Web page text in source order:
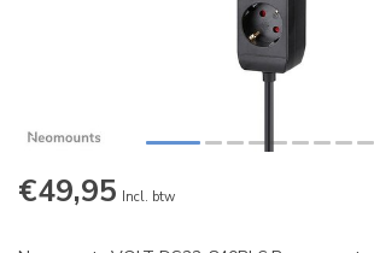
€49,95 Incl. btw